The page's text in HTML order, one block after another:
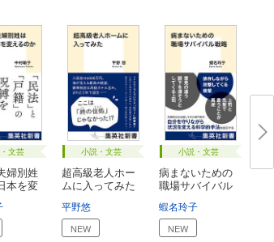
文芸
婦別姓
本を変
小説・文芸
超高級老人ホー
ムに入ってみた
平野悠
NEW
小説・文芸
病まないための
職場サバイバル
蝦名玲子
NEW